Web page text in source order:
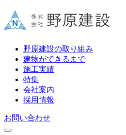
野原建設の取り組み
建物ができるまで
施工実績
特集
会社案内
採用情報
お問い合わせ